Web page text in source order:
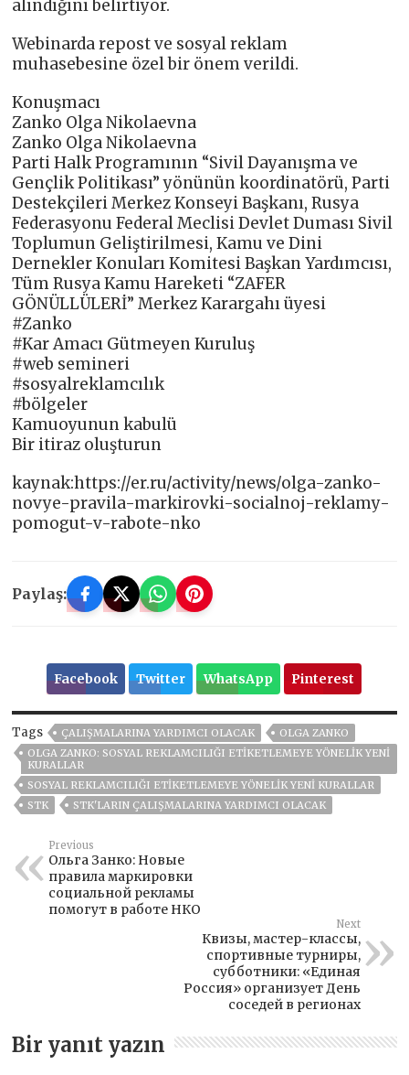
alındığını belirtiyor.
Webinarda repost ve sosyal reklam
muhasebesine özel bir önem verildi.
Konuşmacı
Zanko Olga Nikolaevna
Zanko Olga Nikolaevna
Parti Halk Programının “Sivil Dayanışma ve
Gençlik Politikası” yönünün koordinatörü, Parti
Destekçileri Merkez Konseyi Başkanı, Rusya
Federasyonu Federal Meclisi Devlet Duması Sivil
Toplumun Geliştirilmesi, Kamu ve Dini
Dernekler Konuları Komitesi Başkan Yardımcısı,
Tüm Rusya Kamu Hareketi “ZAFER
GÖNÜLLÜLERİ” Merkez Karargahı üyesi
#Zanko
#Kar Amacı Gütmeyen Kuruluş
#web semineri
#sosyalreklamcılık
#bölgeler
Kamuoyunun kabulü
Bir itiraz oluşturun
kaynak:https://er.ru/activity/news/olga-zanko-
novye-pravila-markirovki-socialnoj-reklamy-
pomogut-v-rabote-nko
Paylaş:
Facebook Twitter WhatsApp Pinterest
Tags ÇALIŞMALARINA YARDIMCI OLACAK
OLGA ZANKO
OLGA ZANKO: SOSYAL REKLAMCILIĞI ETIKETLEMEYE YÖNELIK YENI
KURALLAR
SOSYAL REKLAMCILIĞI ETIKETLEMEYE YÖNELIK YENI KURALLAR
STK
STK'LARIN ÇALIŞMALARINA YARDIMCI OLACAK
Previous
Ольга Занко: Новые
правила маркировки
социальной рекламы
помогут в работе НКО
Next
Квизы, мастер-классы,
спортивные турниры,
субботники: «Единая
Россия» организует День
соседей в регионах
Bir yanıt yazın